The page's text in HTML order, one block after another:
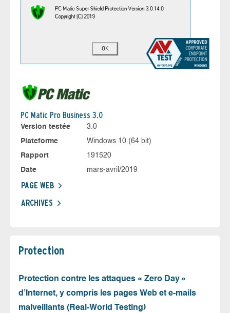
PC Matic Pro Business 3.0
Version testée
3.0
Plateforme
Windows 10 (64 bit)
Rapport
191520
Date
mars-avril/2019
PAGE WEB
ARCHIVES
Protection
Protection contre les attaques « Zero Day »
d’Internet, y compris les pages Web et e-mails
malveillants (Real-World Testing)